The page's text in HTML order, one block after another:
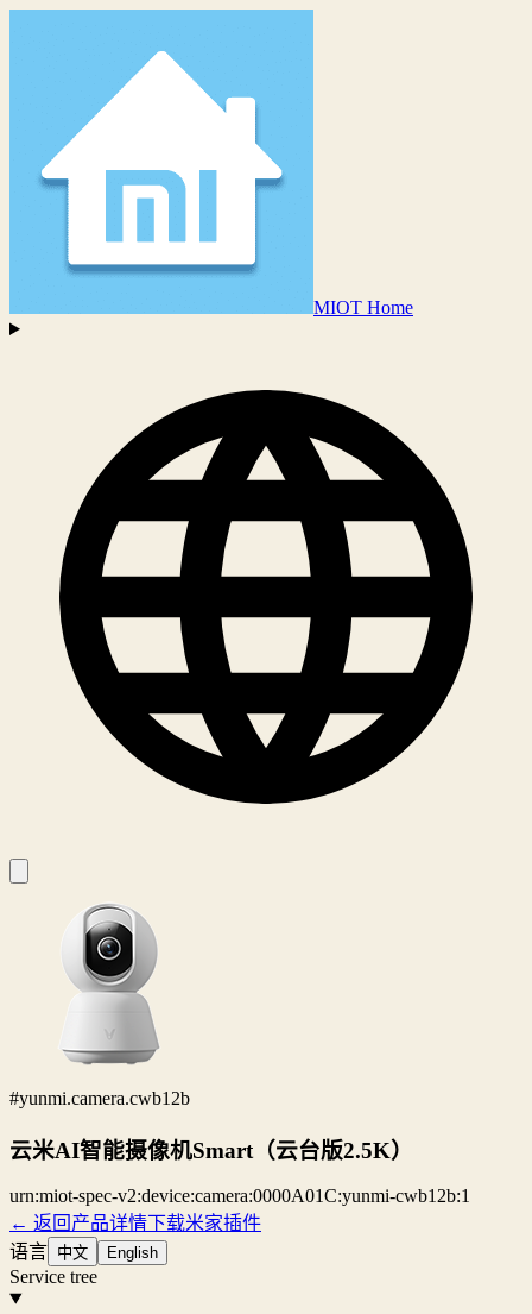
MIOT Home
#yunmi.camera.cwb12b
云米AI智能摄像机Smart（云台版2.5K）
urn:miot-spec-v2:device:camera:0000A01C:yunmi-cwb12b:1
← 返回产品详情下载米家插件
语言 中文 English
Service tree